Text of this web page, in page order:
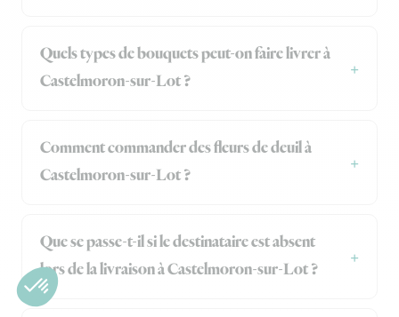
Quels types de bouquets peut-on faire livrer à
Castelmoron-sur-Lot ?
Comment commander des fleurs de deuil à
Castelmoron-sur-Lot ?
Que se passe-t-il si le destinataire est absent
lors de la livraison à Castelmoron-sur-Lot ?